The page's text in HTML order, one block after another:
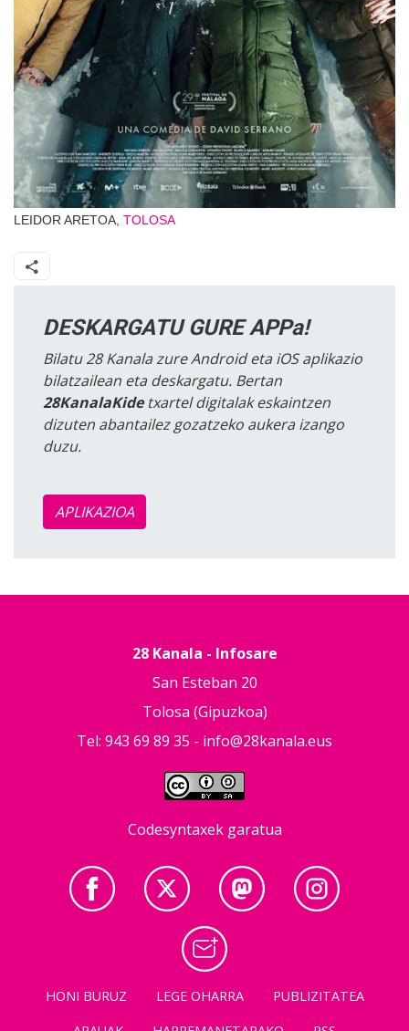
LEIDOR ARETOA, TOLOSA
DESKARGATU GURE APPa!
Bilatu 28 Kanala zure Android eta iOS aplikazio
bilatzailean eta deskargatu. Bertan
28KanalaKidetxartel digitalak eskaintzen
dizuten abantailez gozatzeko aukera izango
duzu.
APLIKAZIOA
28 Kanala - Infosare
San Esteban 20
Tolosa (Gipuzkoa)
Tel: 943 69 89 35 - info@28kanala.eus
Codesyntaxek garatua
HONI BURUZ LEGE OHARRA
PUBLIZITATEA